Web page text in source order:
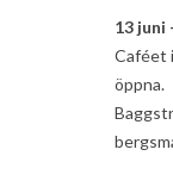
13 juni
Caféet
öppna.